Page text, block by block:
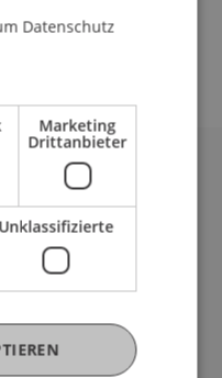
Datenschutz
Marketing
Drittanbieter
Unklassifizierte